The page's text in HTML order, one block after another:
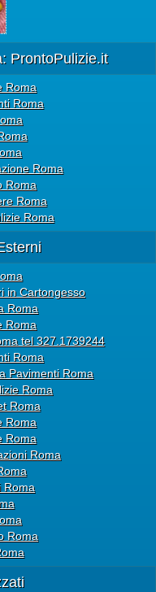
ProntoPulizie.it
Roma
Roma
Roma
Roma
Roma
Roma
in Cartongesso
Roma
Roma
tel 327.1739244
Roma
Pavimenti Roma
Roma
Roma
Roma
Roma
Roma
Roma
Roma